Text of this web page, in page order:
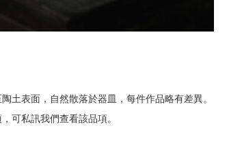
土表面，自然散落於器皿，每件作品略有差異。
可私訊我們查看該品項。